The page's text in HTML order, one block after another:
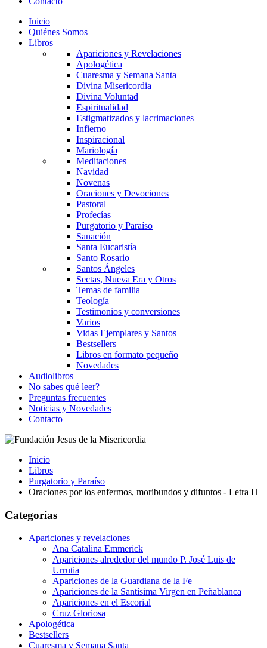
Inicio
Quiénes Somos
Libros
Apariciones y Revelaciones
Apologética
Cuaresma y Semana Santa
Divina Misericordia
Divina Voluntad
Espiritualidad
Estigmatizados y lacrimaciones
Infierno
Inspiracional
Mariología
Meditaciones
Navidad
Novenas
Oraciones y Devociones
Pastoral
Profecías
Purgatorio y Paraíso
Sanación
Santa Eucaristía
Santo Rosario
Santos Ángeles
Sectas, Nueva Era y Otros
Temas de familia
Teología
Testimonios y conversiones
Varios
Vidas Ejemplares y Santos
Bestsellers
Libros en formato pequeño
Novedades
Audiolibros
No sabes qué leer?
Preguntas frecuentes
Noticias y Novedades
Contacto
Inicio
Libros
Purgatorio y Paraíso
Oraciones por los enfermos, moribundos y difuntos - Letra H
Categorías
Apariciones y revelaciones
Ana Catalina Emmerick
Apariciones alrededor del mundo P. José Luis de
Urrutia
Apariciones de la Guardiana de la Fe
Apariciones de la Santísima Virgen en Peñablanca
Apariciones en el Escorial
Cruz Gloriosa
Apologética
Bestsellers
Cuaresma y Semana Santa